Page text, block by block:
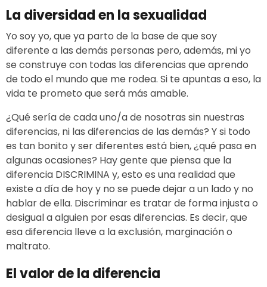
La diversidad en la sexualidad
Yo soy yo, que ya parto de la base de que soy
diferente a las demás personas pero, además, mi yo
se construye con todas las diferencias que aprendo
de todo el mundo que me rodea. Si te apuntas a eso, la
vida te prometo que será más amable.
¿Qué sería de cada uno/a de nosotras sin nuestras
diferencias, ni las diferencias de las demás? Y si todo
es tan bonito y ser diferentes está bien, ¿qué pasa en
algunas ocasiones? Hay gente que piensa que la
diferencia DISCRIMINA y, esto es una realidad que
existe a día de hoy y no se puede dejar a un lado y no
hablar de ella. Discriminar es tratar de forma injusta o
desigual a alguien por esas diferencias. Es decir, que
esa diferencia lleve a la exclusión, marginación o
maltrato.
El valor de la diferencia